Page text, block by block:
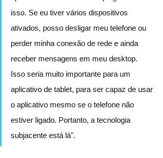
isso. Se eu tiver vários dispositivos
ativados, posso desligar meu telefone ou
perder minha conexão de rede e ainda
receber mensagens em meu desktop.
Isso seria muito importante para um
aplicativo de tablet, para ser capaz de usar
o aplicativo mesmo se o telefone não
estiver ligado. Portanto, a tecnologia
subjacente está lá".